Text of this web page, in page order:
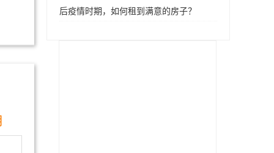
后疫情时期，如何租到满意的房子？